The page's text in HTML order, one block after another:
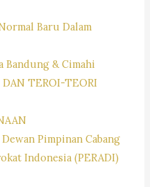
Baru Dalam
& Cimahi
TEROI-TEORI
Pimpinan Cabang
Indonesia (PERADI)